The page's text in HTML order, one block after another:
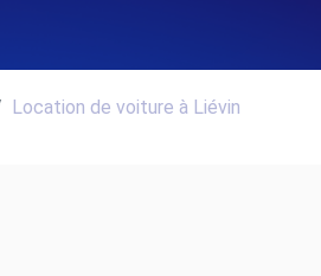
Location de voiture à Liévin